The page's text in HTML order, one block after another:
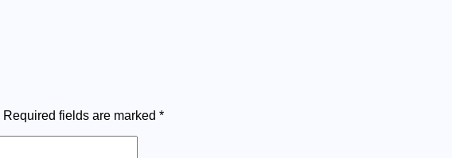
Required fields are marked *